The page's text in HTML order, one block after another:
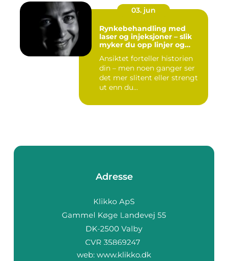
03. jun
Rynkebehandling med
laser og injeksjoner – slik
myker du opp linjer og
Ansiktet forteller historien
din – men noen ganger ser
det mer slitent eller strengt
ut enn du...
Adresse
web: www.klikko.dk